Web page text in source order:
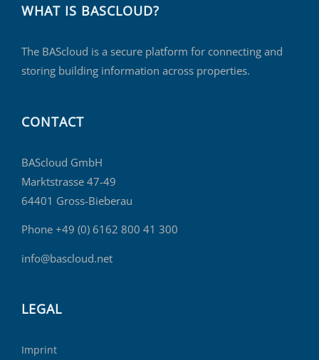
WHAT IS BASCLOUD?
The BAScloud is a secure platform for connecting and
storing building information across properties.
CONTACT
BAScloud GmbH
Marktstrasse 47-49
64401 Gross-Bieberau
Phone +49 (0) 6162 800 41 300
info@bascloud.net
LEGAL
Imprint